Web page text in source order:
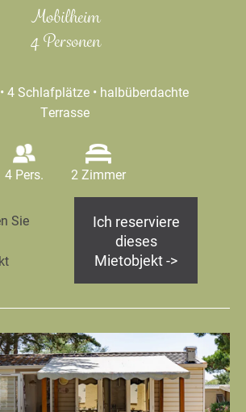
Mobilheim
4 Personen
4 Schlafplätze • halbüberdachte
Terrasse
4 Pers. 2 Zimmer
Sie
Ich reserviere
dieses
Mietobjekt ->